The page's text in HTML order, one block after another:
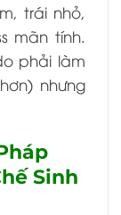
trái nhỏ,
mãn tính.
phải làm
nhưng
Sinh